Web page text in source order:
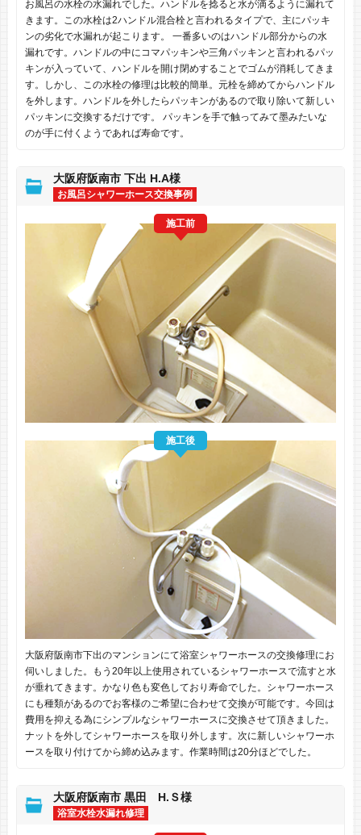
お風呂の水栓の水漏れでした。ハンドルを捻ると水が滴るように漏れて
きます。この水栓は2ハンドル混合栓と言われるタイプで、主にパッキ
ンの劣化で水漏れが起こります。 一番多いのはハンドル部分からの水
漏れです。ハンドルの中にコマパッキンや三角パッキンと言われるパッ
キンが入っていて、ハンドルを開け閉めすることでゴムが消耗してきま
す。しかし、この水栓の修理は比較的簡単。元栓を締めてからハンドル
を外します。ハンドルを外したらパッキンがあるので取り除いて新しい
パッキンに交換するだけです。 パッキンを手で触ってみて墨みたいな
のが手に付くようであれば寿命です。
大阪府阪南市 下出 H.A様
お風呂シャワーホース交換事例
施工前
施工後
大阪府阪南市下出のマンションにて浴室シャワーホースの交換修理にお
伺いしました。もう20年以上使用されているシャワーホースで流すと水
が垂れてきます。かなり色も変色しており寿命でした。シャワーホース
にも種類があるのでお客様のご希望に合わせて交換が可能です。今回は
費用を抑える為にシンプルなシャワーホースに交換させて頂きました。
ナットを外してシャワーホースを取り外します。次に新しいシャワーホ
ースを取り付けてから締め込みます。作業時間は20分ほどでした。
大阪府阪南市 黒田 H.Ｓ様
浴室水栓水漏れ修理